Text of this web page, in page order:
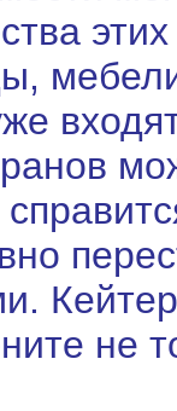
не